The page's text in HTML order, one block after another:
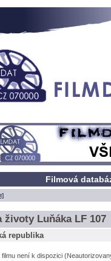
Filmová
životy Luňáka LF 107
republika
filmu není k dispozici